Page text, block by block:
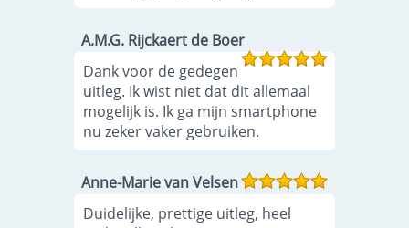
A.M.G. Rijckaert de Boer
Dank voor de gedegen
uitleg. Ik wist niet dat dit allemaal
mogelijk is. Ik ga mijn smartphone
nu zeker vaker gebruiken.
Anne-Marie van Velsen
Duidelijke, prettige uitleg, heel